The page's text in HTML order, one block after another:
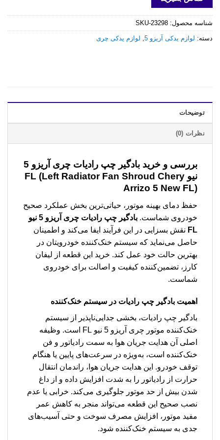
شناسه محصول: SKU-23298
دسته: لوازم یدکی آریزو 5 , لوازم یدکی چری
توضیحات
نظرات (0)
بررسی و خرید
بادگیر چپ رادیات چری آریزو 5
نیو FL (Left Radiator Fan Shroud Chery
Arrizo 5 New FL)
حفظ دمای بهینه موتور، حیاتی‌ترین بخش عملکرد صحیح
خودروی شماست.
بادگیر چپ رادیات چری آریزو 5 نیو
FL نقش بسزایی در این فرآیند ایفا می‌کند و اطمینان
حاصل می‌نماید که سیستم خنک‌کننده خودرویتان در
بهترین حالت خود عمل کند. خرید این قطعه از لیفان
کارز، تضمین‌کننده کیفیت و اصالت برای خودروی
شماست.
اهمیت بادگیر چپ رادیات در سیستم خنک‌کننده
بادگیر چپ رادیات، بخشی جدایی‌ناپذیر از سیستم
خنک‌کننده موتور چری آریزو 5 نیو FL است. وظیفه
اصلی آن هدایت جریان هوا به سمت رادیاتور و فن
خنک‌کننده است، به‌ویژه در سرعت‌های پایین یا هنگام
توقف خودرو. این هدایت جریان هوا، راندمان انتقال
حرارت از رادیاتور را به شدت افزایش داده و از داغ
شدن بیش از حد موتور جلوگیری می‌کند. خرابی یا عدم
نصب صحیح این قطعه می‌تواند منجر به کاهش عمر
مفید موتور، افزایش مصرف سوخت و حتی آسیب‌های
جدی به سیستم خنک‌کننده شود.